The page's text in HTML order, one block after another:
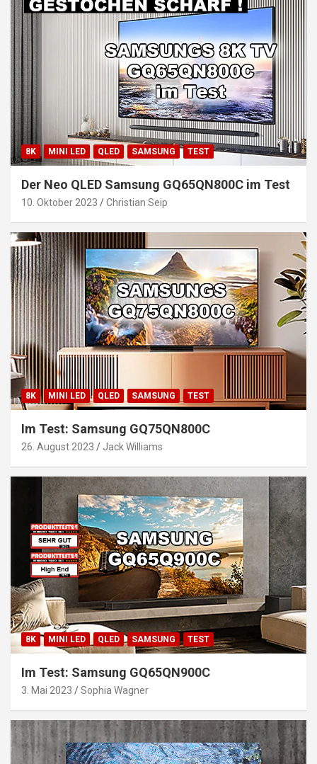
8K MINI LED QLED SAMSUNG TEST
Der Neo QLED Samsung GQ65QN800C im Test
10. Oktober 2023 Christian Seip
8K MINI LED QLED SAMSUNG TEST
Im Test: Samsung GQ75QN800C
26. August 2023 Jack Williams
8K MINI LED QLED SAMSUNG TEST
Im Test: Samsung GQ65QN900C
3. Mai 2023 Sophia Wagner